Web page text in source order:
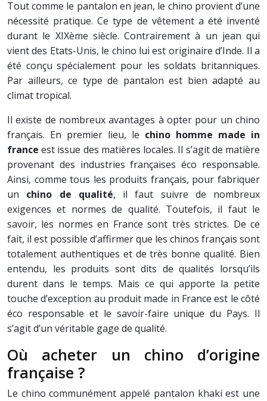
Tout comme le pantalon en jean, le chino provient d’une
nécessité pratique. Ce type de vêtement a été inventé
durant le XIXème siècle. Contrairement à un jean qui
vient des Etats-Unis, le chino lui est originaire d’Inde. Il a
été conçu spécialement pour les soldats britanniques.
Par ailleurs, ce type de pantalon est bien adapté au
climat tropical.
Il existe de nombreux avantages à opter pour un chino
français. En premier lieu, le chino homme made in
franceest issue des matières locales. Il s’agit de matière
provenant des industries françaises éco responsable.
Ainsi, comme tous les produits français, pour fabriquer
un chino de qualité, il faut suivre de nombreux
exigences et normes de qualité. Toutefois, il faut le
savoir, les normes en France sont très strictes. De ce
fait, il est possible d’affirmer que les chinos français sont
totalement authentiques et de très bonne qualité. Bien
entendu, les produits sont dits de qualités lorsqu’ils
durent dans le temps. Mais ce qui apporte la petite
touche d’exception au produit made in France est le côté
éco responsable et le savoir-faire unique du Pays. Il
s’agit d’un véritable gage de qualité.
Où acheter un chino d’origine
française ?
Le chino communément appelé pantalon khaki est une